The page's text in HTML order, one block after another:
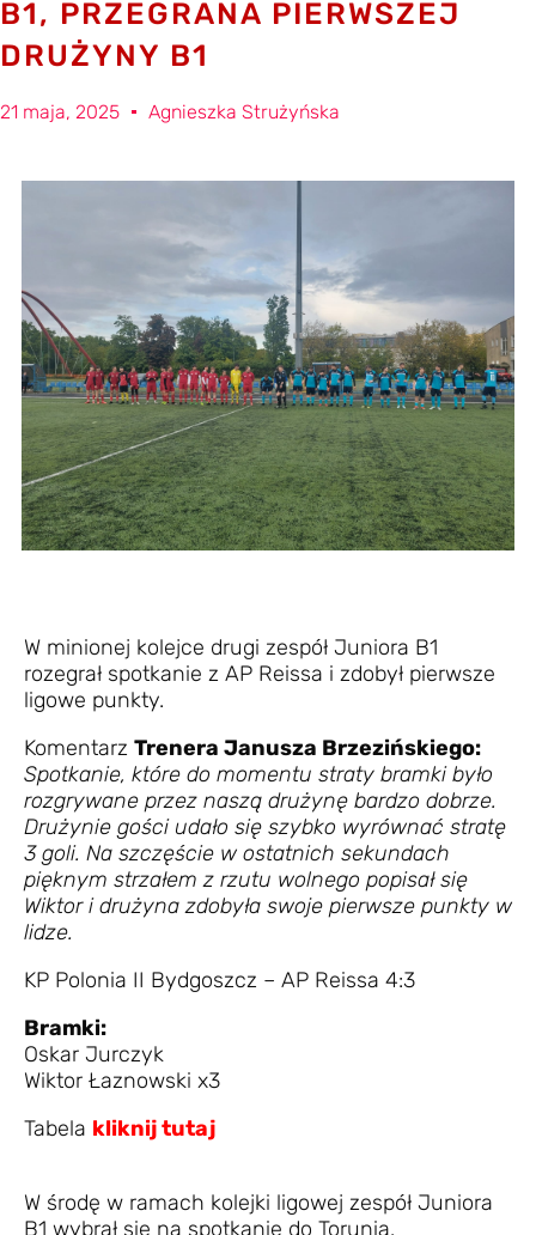
B1, PRZEGRANA PIERWSZEJ
DRUŻYNY B1
21 maja, 2025 Agnieszka Strużyńska
W minionej kolejce drugi zespół Juniora B1
rozegrał spotkanie z AP Reissa i zdobył pierwsze
ligowe punkty.
Komentarz Trenera Janusza Brzezińskiego:
Spotkanie, które do momentu straty bramki było
rozgrywane przez naszą drużynę bardzo dobrze.
Drużynie gości udało się szybko wyrównać stratę
3 goli. Na szczęście w ostatnich sekundach
pięknym strzałem z rzutu wolnego popisał się
Wiktor i drużyna zdobyła swoje pierwsze punkty w
lidze.
KP Polonia II Bydgoszcz – AP Reissa 4:3
Bramki:
Oskar Jurczyk
Wiktor Łaznowski x3
Tabela kliknij tutaj
W środę w ramach kolejki ligowej zespół Juniora
B1 wybrał się na spotkanie do Torunia.